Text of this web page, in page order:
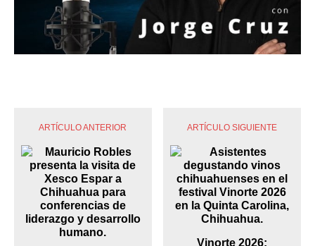
ARTÍCULO ANTERIOR ARTÍCULO SIGUIENTE
Vinorte 2026: